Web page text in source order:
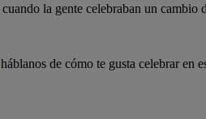
la gente celebraban un
de cómo te gusta celebrar en